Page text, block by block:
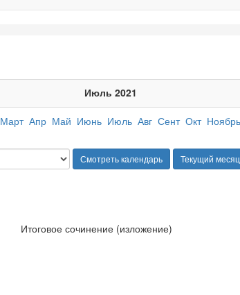
Июль 2021
Март Апр Май Июнь Июль Авг Сент Окт Ноябрь
Итоговое сочинение (изложение)